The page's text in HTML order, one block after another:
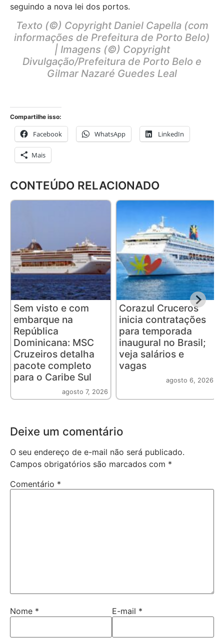
seguindo a nova lei dos portos.
Texto (©) Copyright Daniel Capella (com
informações de Prefeitura de Porto Belo)
| Imagens (©) Copyright
Divulgação/Prefeitura de Porto Belo e
Gilmar Nazaré Guedes Leal
Compartilhe isso:
Facebook WhatsApp LinkedIn
Mais
CONTEÚDO RELACIONADO
Sem visto e com
embarque na
República
Dominicana: MSC
Cruzeiros detalha
pacote completo
para o Caribe Sul
agosto 7, 2026
Corazul Cruceros
inicia contratações
para temporada
inaugural no Brasil;
veja salários e
vagas
agosto 6, 2026
Deixe um comentário
O seu endereço de e-mail não será publicado.
Campos obrigatórios são marcados com *
Comentário *
Nome * E-mail *